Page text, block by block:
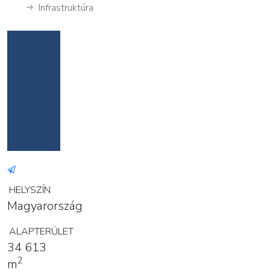
Infrastruktúra
HELYSZÍN
Magyarország
ALAPTERÜLET
34 613
m2